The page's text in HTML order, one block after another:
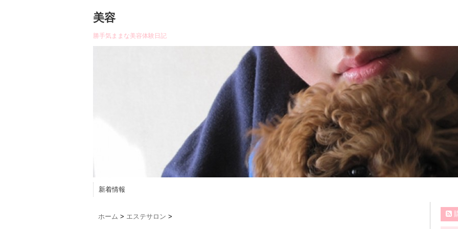
美容
勝手気ままな美容体験日記
新着情報
ホーム > エステサロン >